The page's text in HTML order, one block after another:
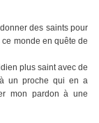
des saints pour
monde en quête de
plus saint avec de
un proche qui en a
mon pardon à une